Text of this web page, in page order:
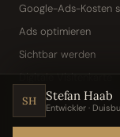
Google-Ads-Kosten
Ads optimieren
Sichtbar werden
Digitale Visitenkarte
KI-Assistent (Toni ·
SH Stefan Haab
Entwickler ·